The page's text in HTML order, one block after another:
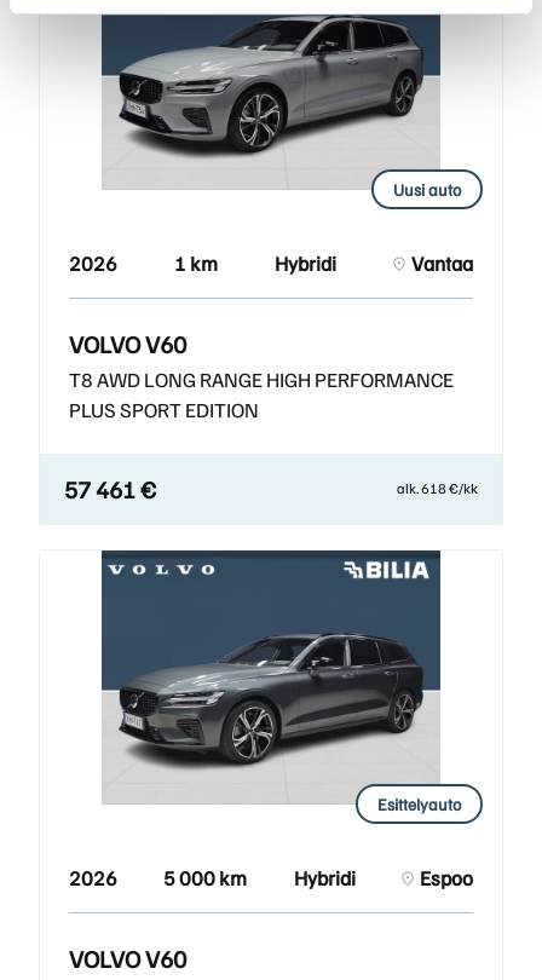
Uusi auto
2026 1 km Hybridi Vantaa
VOLVO V60
T8 AWD LONG RANGE HIGH PERFORMANCE
PLUS SPORT EDITION
57 461 € alk. 618 €/kk
Esittelyauto
2026 5 000 km Hybridi Espoo
VOLVO V60